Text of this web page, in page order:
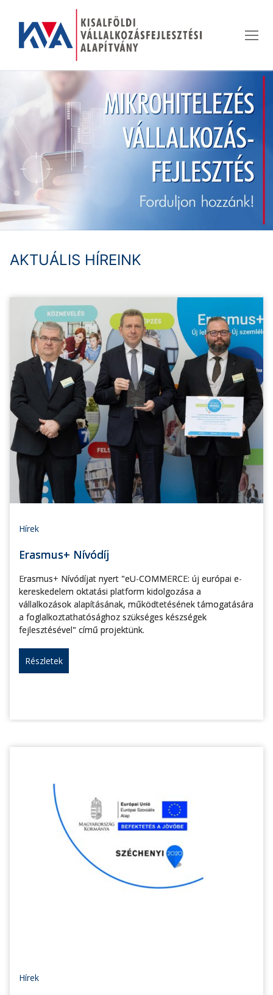
tartalomra
AKTUÁLIS HÍREINK
Hírek
Erasmus+ Nívódíj
Erasmus+ Nívódíjat nyert "eU-COMMERCE: új európai e-
kereskedelem oktatási platform kidolgozása a
vállalkozások alapításának, működtetésének támogatására
a foglalkoztathatósághoz szükséges készségek
fejlesztésével" című projektünk.
Részletek
Hírek